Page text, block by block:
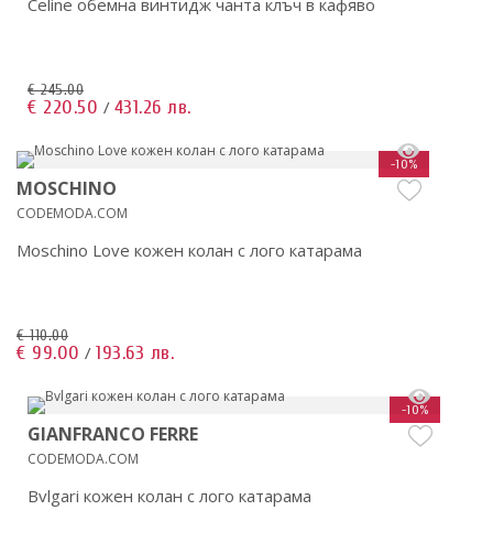
Celine обемна винтидж чанта клъч в кафяво
€ 245.00
€ 220.50 / 431.26 лв.
-10%
MOSCHINO
CODEMODA.COM
Moschino Love кожен колан с лого катарама
€ 110.00
€ 99.00 / 193.63 лв.
-10%
GIANFRANCO FERRE
CODEMODA.COM
Bvlgari кожен колан с лого катарама